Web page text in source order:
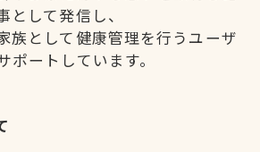
として発信し、
族として健康管理を行うユーザ
ポートしています。